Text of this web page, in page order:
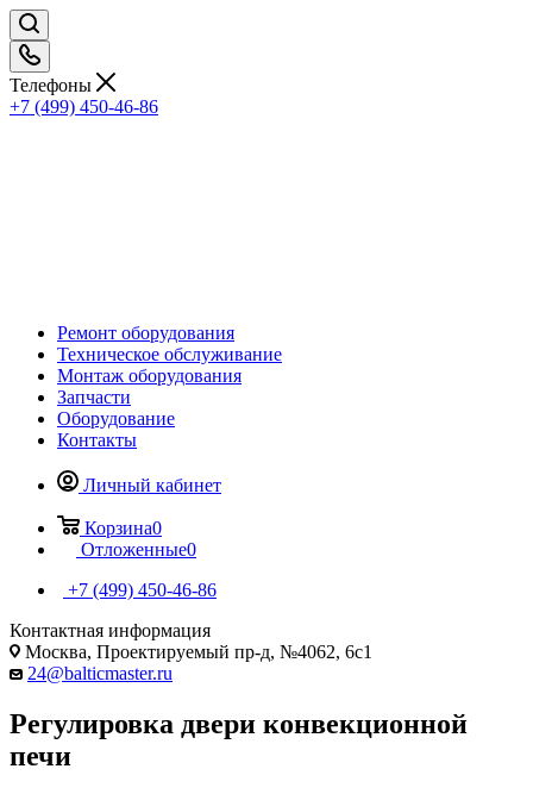
Телефоны
+7 (499) 450-46-86
Ремонт оборудования
Техническое обслуживание
Монтаж оборудования
Запчасти
Оборудование
Контакты
Личный кабинет
Корзина0
Отложенные0
+7 (499) 450-46-86
Контактная информация
Москва, Проектируемый пр-д, №4062, 6с1
24@balticmaster.ru
Регулировка двери конвекционной
печи